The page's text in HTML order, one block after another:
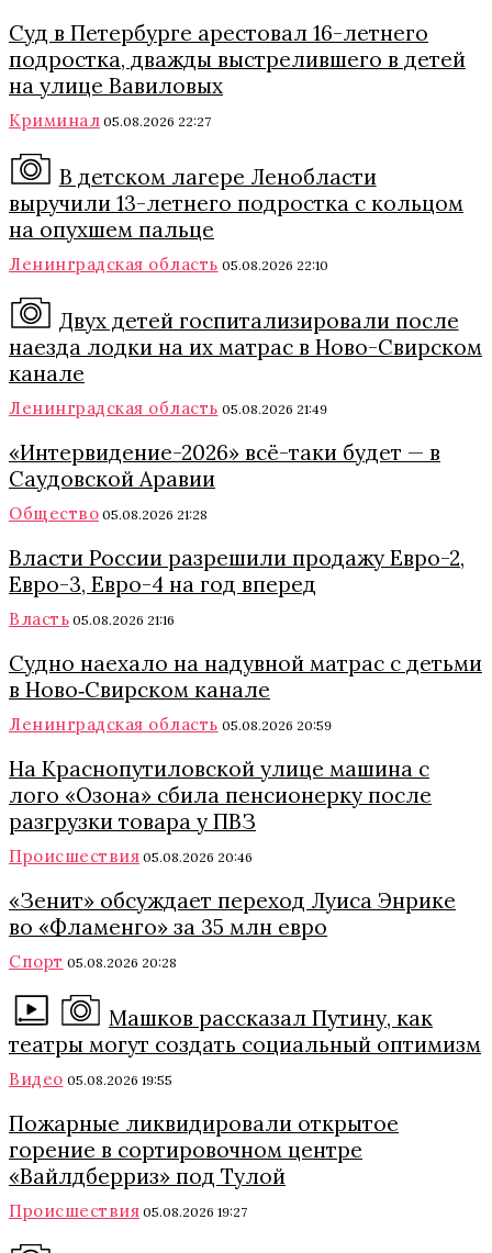
Суд в Петербурге арестовал 16-летнего
подростка, дважды выстрелившего в детей
на улице Вавиловых
Криминал 05.08.2026 22:27
В детском лагере Ленобласти
выручили 13-летнего подростка с кольцом
на опухшем пальце
Ленинградская область 05.08.2026 22:10
Двух детей госпитализировали после
наезда лодки на их матрас в Ново-Свирском
канале
Ленинградская область 05.08.2026 21:49
«Интервидение-2026» всё-таки будет — в
Саудовской Аравии
Общество 05.08.2026 21:28
Власти России разрешили продажу Евро-2,
Евро-3, Евро-4 на год вперед
Власть 05.08.2026 21:16
Судно наехало на надувной матрас с детьми
в Ново‑Свирском канале
Ленинградская область 05.08.2026 20:59
На Краснопутиловской улице машина с
лого «Озона» сбила пенсионерку после
разгрузки товара у ПВЗ
Происшествия 05.08.2026 20:46
«Зенит» обсуждает переход Луиса Энрике
во «Фламенго» за 35 млн евро
Спорт 05.08.2026 20:28
Машков рассказал Путину, как
театры могут создать социальный оптимизм
Видео 05.08.2026 19:55
Пожарные ликвидировали открытое
горение в сортировочном центре
«Вайлдберриз» под Тулой
Происшествия 05.08.2026 19:27